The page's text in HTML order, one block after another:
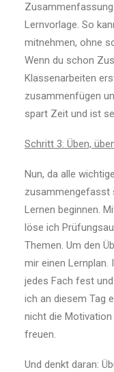
Lernvorlage. So
mitnehmen, ohne
Wenn du schon
Klassenarbeiten
zusammenfügen
spart Zeit und ist
Schritt 3: Üben,
Nun, da alle
zusammengefasst
Lernen beginnen.
löse ich
Themen. Um den
mir einen
jedes Fach fest
ich an diesem Tag
nicht die
freuen.
Und denkt daran: